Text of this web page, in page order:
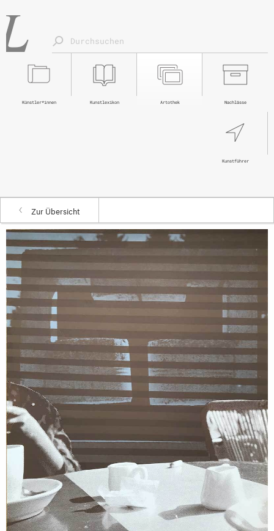
Nachlässe
Artothek
Kunstlexikon
Künstler*innen
Kunstführer
Zur Übersicht